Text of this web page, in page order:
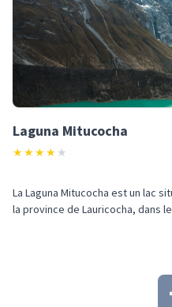
Laguna Mitucocha
★★★★ ★
La Laguna Mitucocha est un lac
la province de Lauricocha, dans